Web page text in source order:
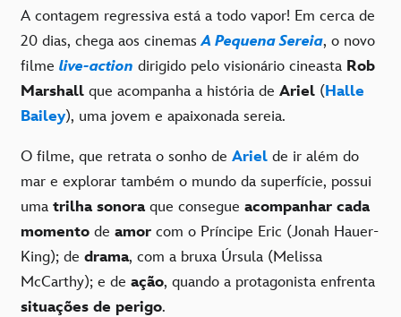
A contagem regressiva está a todo vapor! Em cerca de
20 dias, chega aos cinemasA Pequena Sereia, o novo
filme live-action dirigido pelo visionário cineasta Rob
Marshall que acompanha a história de Ariel (Halle
Bailey), uma jovem e apaixonada sereia.
O filme, que retrata o sonho de Ariel de ir além do
mar e explorar também o mundo da superfície, possui
uma trilha sonoraque consegue acompanhar cada
momento de amor com o Príncipe Eric (Jonah Hauer-
King); de drama, com a bruxa Úrsula (Melissa
McCarthy); e de ação, quando a protagonista enfrenta
situações de perigo.